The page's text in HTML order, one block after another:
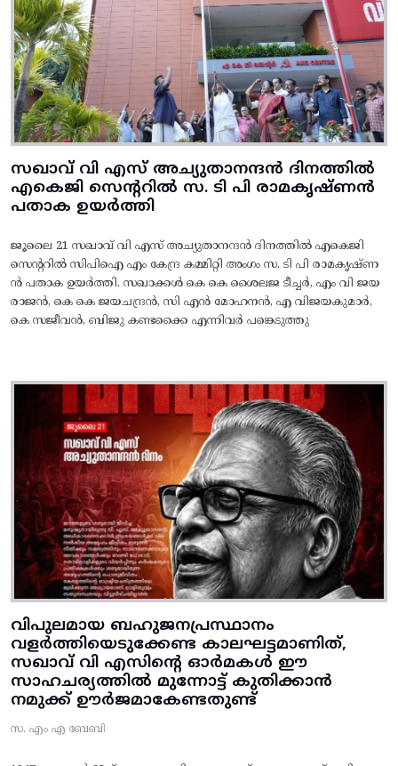
സഖാവ് വി എസ് അച്യുതാനന്ദൻ ദിനത്തിൽ
എകെജി സെന്ററിൽ സ. ടി പി രാമകൃഷ്‌ണൻ
പതാക ഉയർത്തി
ജൂലൈ 21 സഖാവ് വി എസ് അച്യുതാനന്ദൻ ദിനത്തിൽ എകെജി
സെന്ററിൽ സിപിഐ എം കേന്ദ്ര കമ്മിറ്റി അംഗം സ. ടി പി രാമകൃഷ്‌ണ
ൻ പതാക ഉയർത്തി. സഖാക്കൾ കെ കെ ശൈലജ ടീച്ചർ, എം വി ജയ
രാജൻ, കെ കെ ജയചന്ദ്രൻ, സി എൻ മോഹനൻ, എ വിജയകുമാർ,
കെ സജീവൻ, ബിജു കണ്ടക്കൈ എന്നിവർ പങ്കെടുത്തു
വിപുലമായ ബഹുജനപ്രസ്ഥാനം
വളർത്തിയെടുക്കേണ്ട കാലഘട്ടമാണിത്,
സഖാവ് വി എസിന്റെ ഓർമകൾ ഈ
സാഹചര്യത്തിൽ മുന്നോട്ട്‌ കുതിക്കാൻ
നമുക്ക് ഊർജമാകേണ്ടതുണ്ട്
സ. എം എ ബേബി